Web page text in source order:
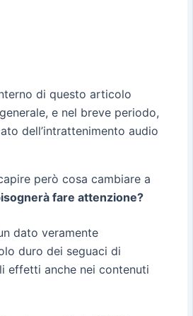
di questo articolo
e nel breve periodo,
dell’intrattenimento audio
però cosa cambiare a
fare attenzione?
dato veramente
duro dei seguaci di
effetti anche nei contenuti